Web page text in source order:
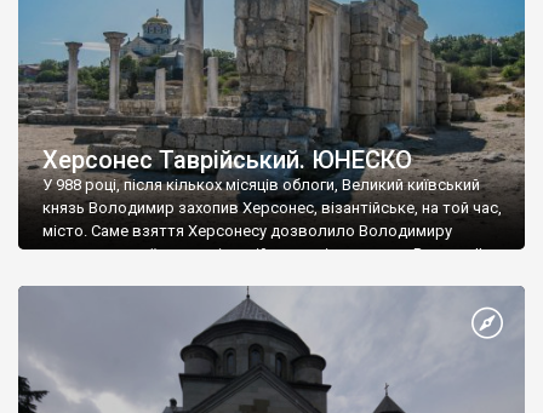
Херсонес Таврійський. ЮНЕСКО
У 988 році, після кількох місяців облоги, Великий київський
князь Володимир захопив Херсонес, візантійське, на той час,
місто. Саме взяття Херсонесу дозволило Володимиру
диктувати свої умови візантійському імператору Василю ІІ, та
Херсонесі Володимир-язичник, став Василем-християнином.
А потім було Хрещення Русі. На честь Херсонесу Таврійського